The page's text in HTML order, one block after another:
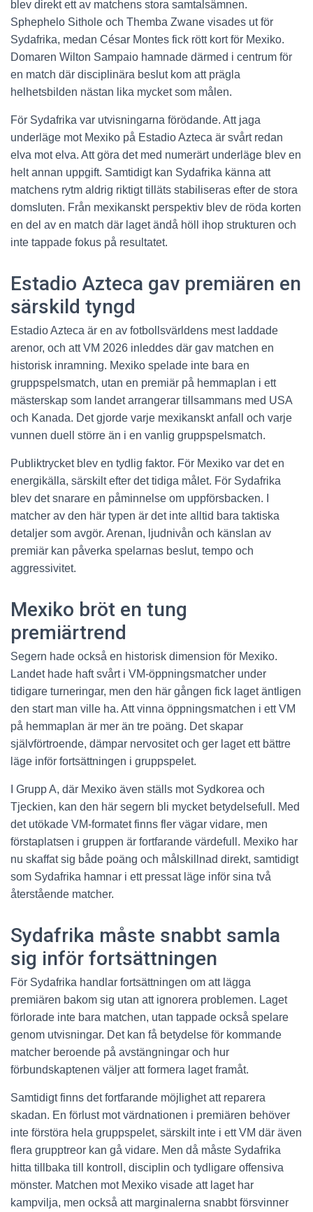
blev direkt ett av matchens stora samtalsämnen.
Sphephelo Sithole och Themba Zwane visades ut för
Sydafrika, medan César Montes fick rött kort för Mexiko.
Domaren Wilton Sampaio hamnade därmed i centrum för
en match där disciplinära beslut kom att prägla
helhetsbilden nästan lika mycket som målen.
För Sydafrika var utvisningarna förödande. Att jaga
underläge mot Mexiko på Estadio Azteca är svårt redan
elva mot elva. Att göra det med numerärt underläge blev en
helt annan uppgift. Samtidigt kan Sydafrika känna att
matchens rytm aldrig riktigt tilläts stabiliseras efter de stora
domsluten. Från mexikanskt perspektiv blev de röda korten
en del av en match där laget ändå höll ihop strukturen och
inte tappade fokus på resultatet.
Estadio Azteca gav premiären en
särskild tyngd
Estadio Azteca är en av fotbollsvärldens mest laddade
arenor, och att VM 2026 inleddes där gav matchen en
historisk inramning. Mexiko spelade inte bara en
gruppspelsmatch, utan en premiär på hemmaplan i ett
mästerskap som landet arrangerar tillsammans med USA
och Kanada. Det gjorde varje mexikanskt anfall och varje
vunnen duell större än i en vanlig gruppspelsmatch.
Publiktrycket blev en tydlig faktor. För Mexiko var det en
energikälla, särskilt efter det tidiga målet. För Sydafrika
blev det snarare en påminnelse om uppförsbacken. I
matcher av den här typen är det inte alltid bara taktiska
detaljer som avgör. Arenan, ljudnivån och känslan av
premiär kan påverka spelarnas beslut, tempo och
aggressivitet.
Mexiko bröt en tung
premiärtrend
Segern hade också en historisk dimension för Mexiko.
Landet hade haft svårt i VM-öppningsmatcher under
tidigare turneringar, men den här gången fick laget äntligen
den start man ville ha. Att vinna öppningsmatchen i ett VM
på hemmaplan är mer än tre poäng. Det skapar
självförtroende, dämpar nervositet och ger laget ett bättre
läge inför fortsättningen i gruppspelet.
I Grupp A, där Mexiko även ställs mot Sydkorea och
Tjeckien, kan den här segern bli mycket betydelsefull. Med
det utökade VM-formatet finns fler vägar vidare, men
förstaplatsen i gruppen är fortfarande värdefull. Mexiko har
nu skaffat sig både poäng och målskillnad direkt, samtidigt
som Sydafrika hamnar i ett pressat läge inför sina två
återstående matcher.
Sydafrika måste snabbt samla
sig inför fortsättningen
För Sydafrika handlar fortsättningen om att lägga
premiären bakom sig utan att ignorera problemen. Laget
förlorade inte bara matchen, utan tappade också spelare
genom utvisningar. Det kan få betydelse för kommande
matcher beroende på avstängningar och hur
förbundskaptenen väljer att formera laget framåt.
Samtidigt finns det fortfarande möjlighet att reparera
skadan. En förlust mot värdnationen i premiären behöver
inte förstöra hela gruppspelet, särskilt inte i ett VM där även
flera grupptreor kan gå vidare. Men då måste Sydafrika
hitta tillbaka till kontroll, disciplin och tydligare offensiva
mönster. Matchen mot Mexiko visade att laget har
kampvilja, men också att marginalerna snabbt försvinner